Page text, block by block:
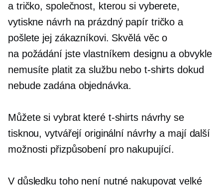
a tričko, společnost, kterou si vyberete,
vytiskne návrh na prázdný papír tričko a
pošlete jej zákazníkovi. Skvělá věc o
na požádáníjste vlastníkem designu a obvykle
nemusíte platit za službu nebo t-shirts dokud
nebude zadána objednávka.
Můžete si vybrat které t-shirtsnávrhy se
tisknou, vytvářejí originální návrhy a mají další
možnosti přizpůsobení pro nakupující.
V důsledku toho není nutné nakupovat velké